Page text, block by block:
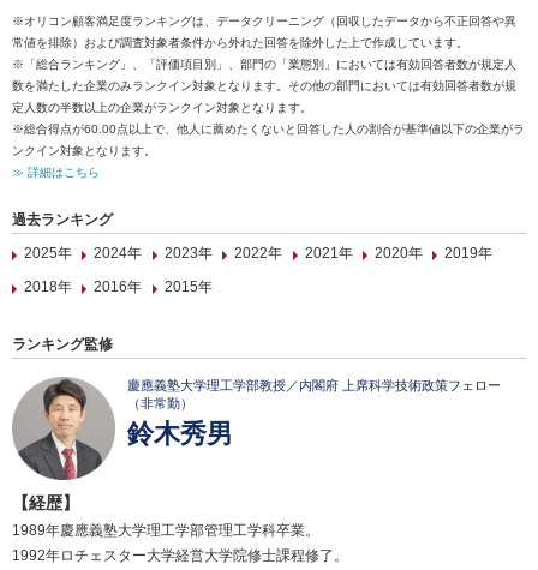
※オリコン顧客満足度ランキングは、データクリーニング（回収したデータから不正回答や異
常値を排除）および調査対象者条件から外れた回答を除外した上で作成しています。
※「総合ランキング」、「評価項目別」、部門の「業態別」においては有効回答者数が規定人
数を満たした企業のみランクイン対象となります。その他の部門においては有効回答者数が規
定人数の半数以上の企業がランクイン対象となります。
※総合得点が60.00点以上で、他人に薦めたくないと回答した人の割合が基準値以下の企業がラ
ンクイン対象となります。
≫ 詳細はこちら
過去ランキング
2025年
2024年 2023年 2022年 2021年 2020年
2019年
2018年
2016年 2015年
ランキング監修
慶應義塾大学理工学部教授／内閣府 上席科学技術政策フェロー
（非常勤）
鈴木秀男
【経歴】
1989年慶應義塾大学理工学部管理工学科卒業。
1992年ロチェスター大学経営大学院修士課程修了。